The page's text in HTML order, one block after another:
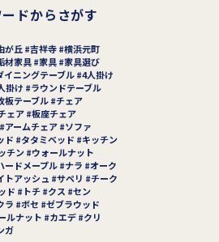
ドからさがす
が丘 吉祥寺 横浜元町
材家具 家具
家具選び
イニングテーブル 4人掛け
掛け
ラウンドテーブル
板テーブル チェア
ェア 板座チェア
アームチェア
ソファ
ド タタミベッド
キッチン
チン
ウォールナット
ードメープル ナラ
オーク
トアッシュ サペリ
チーク
ド
トチ クス
セン
ラ ボセ
ゼブラウッド
ルナット
カエデ
クリ
ガ